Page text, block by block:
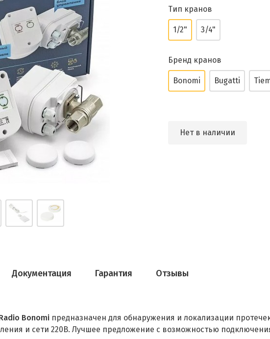
Тип кранов
1/2" 3/4"
Бренд кранов
Bonomi Bugatti
Нет в наличии
Документация Гарантия Отзывы
Bonomi предназначен для обнаружения и локализации
и сети 220В. Лучшее предложение с возможностью